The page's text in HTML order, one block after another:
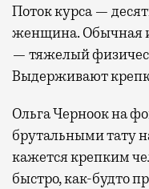
Поток курса —
женщина. Обычная
— тяжелый
Выдерживают
Ольга Черноок на
брутальными тату
кажется крепким
быстро, как-будто